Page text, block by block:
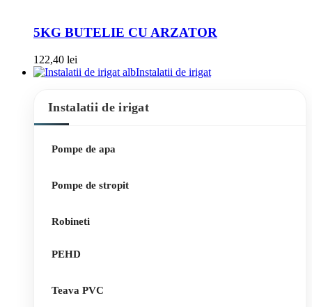
5KG BUTELIE CU ARZATOR
122,40 lei
Instalatii de irigat
Instalatii de irigat
Pompe de apa
Pompe de stropit
Robineti
PEHD
Teava PVC